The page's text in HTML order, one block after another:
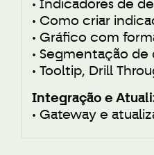
• Indicadores de
• Como criar
• Gráfico com
• Segmentação de
• Tooltip, Drill
Integração e
• Gateway e